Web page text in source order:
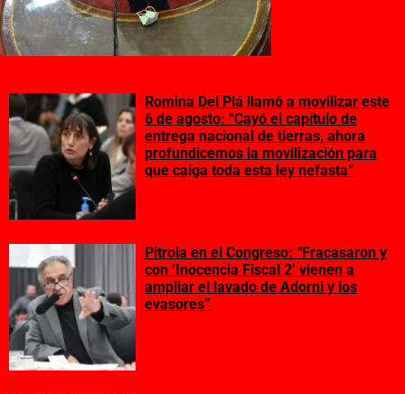
Romina Del Plá llamó a movilizar este
6 de agosto: “Cayó el capítulo de
entrega nacional de tierras, ahora
profundicemos la movilización para
que caiga toda esta ley nefasta”
Pitrola en el Congreso: “Fracasaron y
con ‘Inocencia Fiscal 2’ vienen a
ampliar el lavado de Adorni y los
evasores”